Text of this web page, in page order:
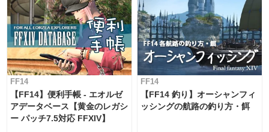
FF14
【FF14】便利手帳 - エオルゼ
アデータベース【黄金のレガシ
ー パッチ7.5対応 FFXIV】
FF14
【FF14 釣り】オーシャンフィ
ッシングの航路の釣り方・餌